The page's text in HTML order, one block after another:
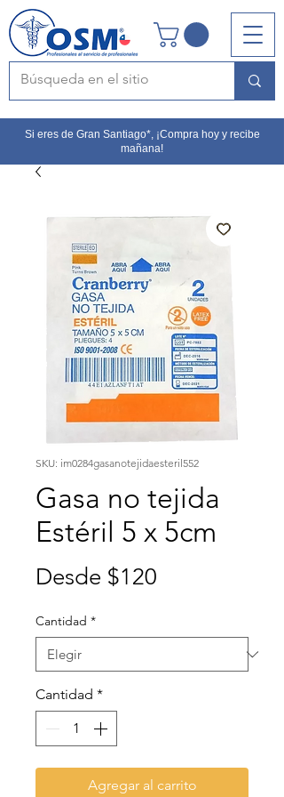
Si eres de Gran Santiago*, ¡Compra hoy y recibe
mañana!
SKU: im0284gasanotejidaesteril552
Gasa no tejida
Estéril 5 x 5cm
Desde $120
oferta
Cantidad *
Cantidad *
Agregar al carrito